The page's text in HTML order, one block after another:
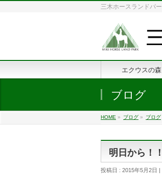
三木ホースランドパ
エクウスの森
ブログ
HOME » ブログ » ブログ
明日から！！
投稿日 : 2015年5月2日